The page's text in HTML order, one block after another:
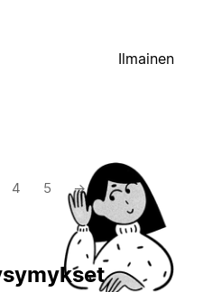
Ilmainen
4 5 →